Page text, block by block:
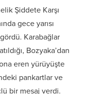
Şiddete Karşı
gece yarısı
Karabağlar
Bozyaka’dan
eren yürüyüşte
pankartlar ve
bir mesaj verdi.